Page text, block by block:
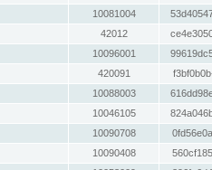
10081004
42012
10096001
420091
10088003
10046105
10090708
10090408